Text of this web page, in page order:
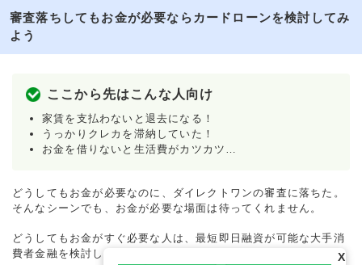
重視した点 借入スピード
審査落ちしてもお金が必要ならカードローンを検討してみ
よう
ここから先はこんな人向け
家賃を支払わないと退去になる！
うっかりクレカを滞納していた！
お金を借りないと生活費がカツカツ…
どうしてもお金が必要なのに、ダイレクトワンの審査に落ちた。
そんなシーンでも、お金が必要な場面は待ってくれません。
どうしてもお金がすぐ必要な人は、最短即日融資が可能な大手消
費者金融を検討してみましょう。
X